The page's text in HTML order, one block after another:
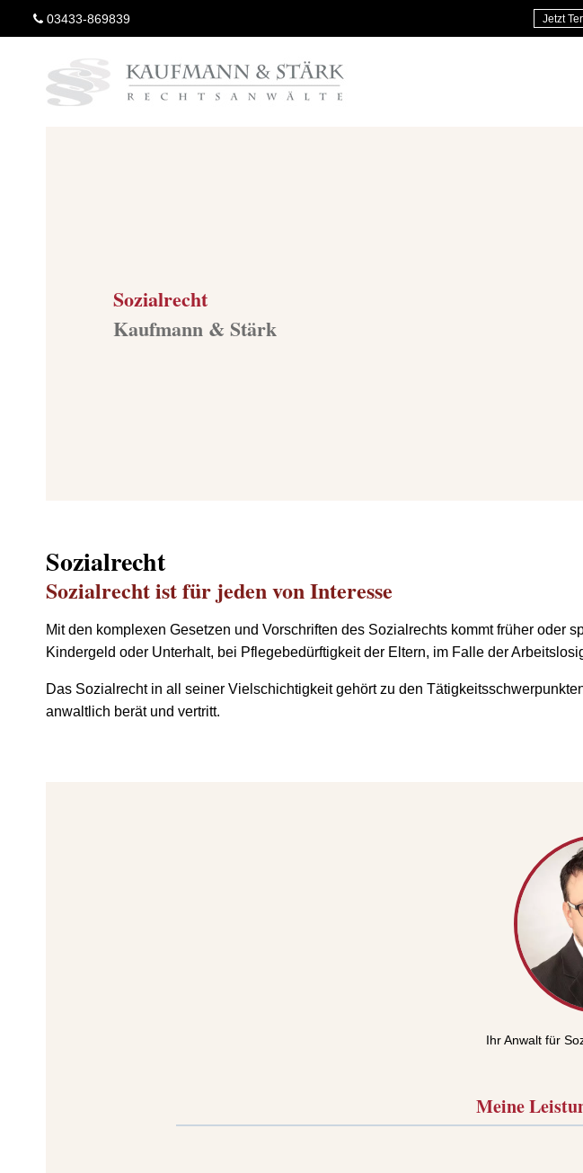
03433-869839 Jetzt
Sozialrecht
Kaufmann & Stärk
Sozialrecht
Sozialrecht ist für jeden von Interesse
Mit den komplexen Gesetzen und Vorschriften des Sozialrechts kommt früher
Kindergeld oder Unterhalt, bei Pflegebedürftigkeit der Eltern, im Falle der
Das Sozialrecht in all seiner Vielschichtigkeit gehört zu den
anwaltlich berät und vertritt.
Ihr Anwalt für
Meine